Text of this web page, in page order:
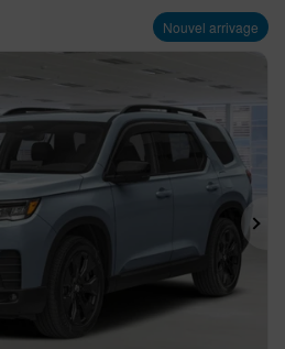
Nouvel arrivage